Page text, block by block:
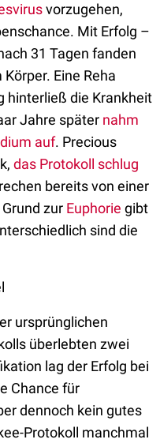
vorzugehen,
Mit Erfolg –
31 Tagen fanden
Eine Reha
hinterließ die Krankheit
Jahre später nahm
auf. Precious
das Protokoll schlug
bereits von einer
zur Euphorie gibt
sind die
ursprünglichen
überlebten zwei
lag der Erfolg bei
Chance für
dennoch kein gutes
Protokoll manchmal